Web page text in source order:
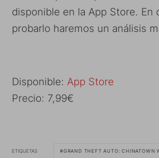
disponible en la App Store. En
probarlo haremos un análisis
Disponible: App Store
Precio: 7,99€
ETIQUETAS GRAND THEFT AUTO: CHINATOWN